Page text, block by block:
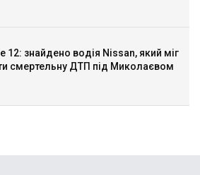
12: знайдено водія Nissan, який міг
смертельну ДТП під Миколаєвом